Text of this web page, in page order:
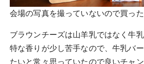
会場の写真を撮っていないので買っ
ブラウンチーズは山羊乳ではなく牛
特な香りが少し苦手なので、牛乳バ
たいと常々思っていたので良いチャン